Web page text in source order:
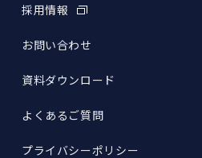
採用情報
お問い合わせ
資料ダウンロード
よくあるご質問
プライバシーポリシー